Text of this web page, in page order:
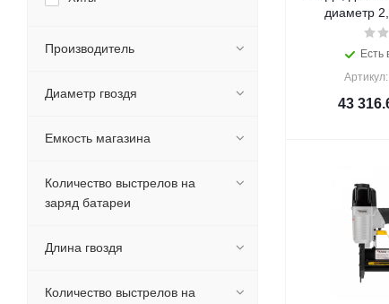
диаметр
Есть
43
Производитель
Диаметр гвоздя
Емкость магазина
Количество выстрелов на
заряд батареи
Длина гвоздя
Количество выстрелов на